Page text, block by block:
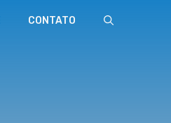
CONTATO